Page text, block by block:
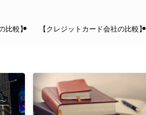
比較】 【クレジットカード会社の比較】